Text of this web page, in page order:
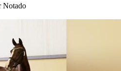
Notado